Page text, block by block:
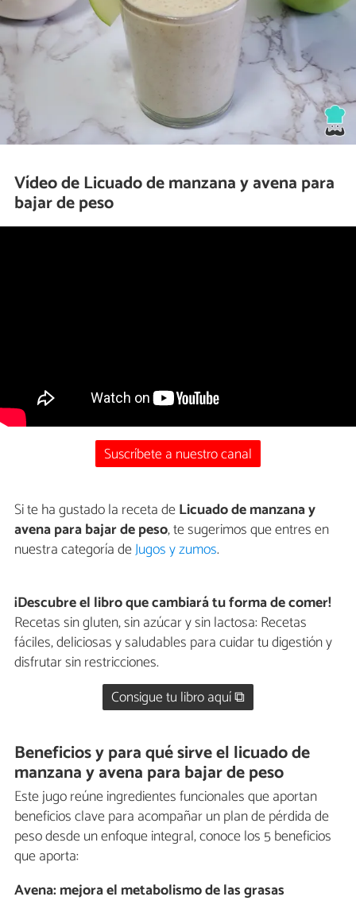
Vídeo de Licuado de manzana y avena para
bajar de peso
Suscríbete a nuestro canal
Si te ha gustado la receta deLicuado de manzana y
avena para bajar de peso, te sugerimos que entres en
nuestra categoría deJugos y zumos.
¡Descubre el libro que cambiará tu forma de comer!
Recetas sin gluten, sin azúcar y sin lactosa: Recetas
fáciles, deliciosas y saludables para cuidar tu digestión y
disfrutar sin restricciones.
Consigue tu libro aquí ⧉
Beneficios y para qué sirve el licuado de
manzana y avena para bajar de peso
Este jugo reúne ingredientes funcionales que aportan
beneficios clave para acompañar un plan de pérdida de
peso desde un enfoque integral, conoce los 5 beneficios
que aporta:
Avena: mejora el metabolismo de las grasas